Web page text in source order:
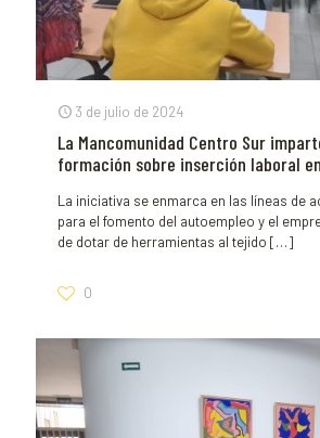
3 de julio de 2024
La Mancomunidad Centro Sur
formación sobre inserción laboral
La iniciativa se enmarca en las líneas de
para el fomento del autoempleo y el
de dotar de herramientas al tejido […]
0